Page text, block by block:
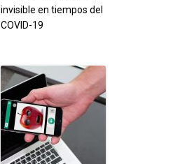
invisible en tiempos del
COVID-19